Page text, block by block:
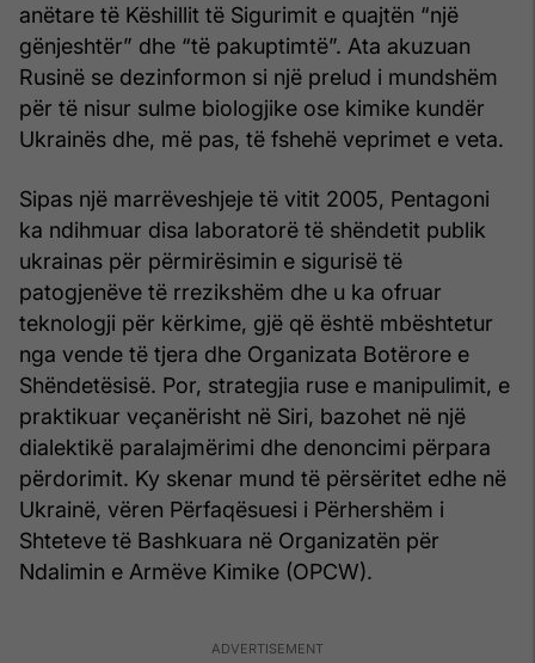
anëtare të Këshillit të Sigurimit e quajtën “një
gënjeshtër” dhe “të pakuptimtë”. Ata akuzuan
Rusinë se dezinformon si një prelud i mundshëm
për të nisur sulme biologjike ose kimike kundër
Ukrainës dhe, më pas, të fshehë veprimet e veta.
Sipas një marrëveshjeje të vitit 2005, Pentagoni
ka ndihmuar disa laboratorë të shëndetit publik
ukrainas për përmirësimin e sigurisë të
patogjenëve të rrezikshëm dhe u ka ofruar
teknologji për kërkime, gjë që është mbështetur
nga vende të tjera dhe Organizata Botërore e
Shëndetësisë. Por, strategjia ruse e manipulimit, e
praktikuar veçanërisht në Siri, bazohet në një
dialektikë paralajmërimi dhe denoncimi përpara
përdorimit. Ky skenar mund të përsëritet edhe në
Ukrainë, vëren Përfaqësuesi i Përhershëm i
Shteteve të Bashkuara në Organizatën për
Ndalimin e Armëve Kimike (OPCW).